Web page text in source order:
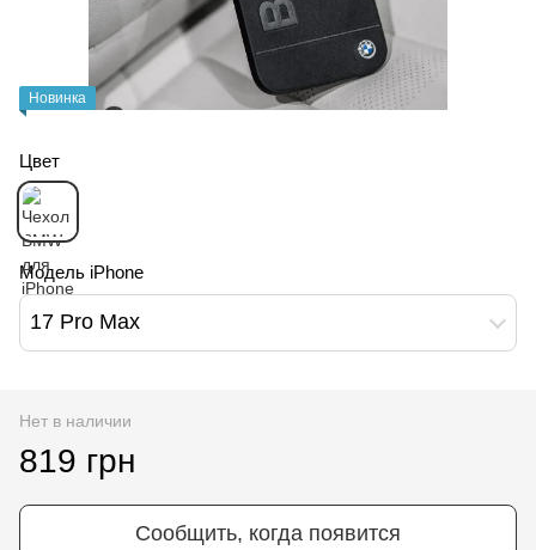
Новинка
Цвет
Модель iPhone
17 Pro Max
Нет в наличии
819 грн
Сообщить, когда появится